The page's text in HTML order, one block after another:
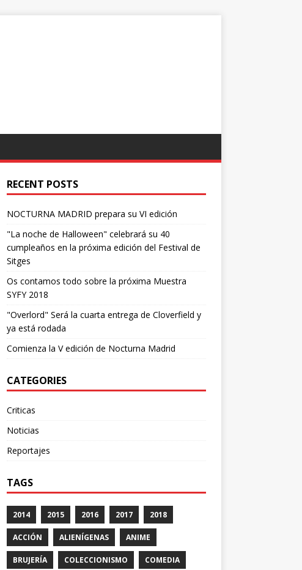
RECENT POSTS
NOCTURNA MADRID prepara su VI edición
"La noche de Halloween" celebrará su 40
cumpleaños en la próxima edición del Festival de
Sitges
Os contamos todo sobre la próxima Muestra
SYFY 2018
"Overlord" Será la cuarta entrega de Cloverfield y
ya está rodada
Comienza la V edición de Nocturna Madrid
CATEGORIES
Criticas
Noticias
Reportajes
TAGS
2014 2015 2016 2017 2018
ACCIÓN ALIENÍGENAS ANIME
BRUJERÍA COLECCIONISMO COMEDIA